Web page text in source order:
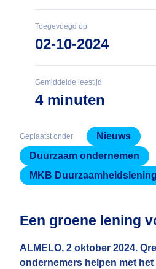
Toegevoegd op
02-10-2024
Gemiddelde leestijd
4 minuten
Geplaatst onder
Nieuws
Duurzaam ondernemen
MKB Duurzaamheidslening
Een groene lening
ALMELO, 2 oktober 2024.
ondernemers helpen met